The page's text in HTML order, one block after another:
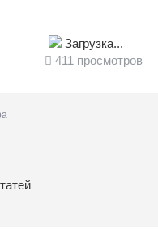
Загрузка...
411 просмотров